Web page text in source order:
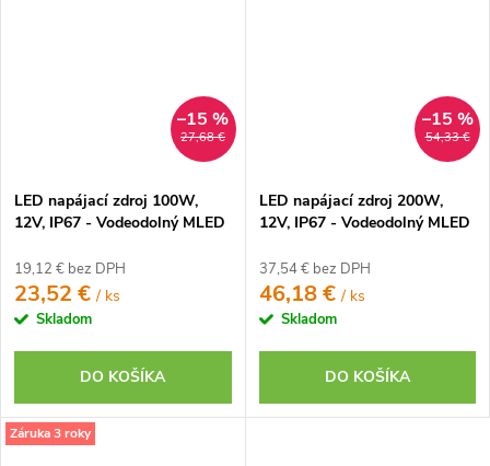
27,68 €
–15 %
LED napájací zdroj 100W,
12V, IP67 - Vodeodolný MLED
19,12 € bez DPH
23,52 €/ ks
Skladom
DO KOŠÍKA
54,33 €
–15 %
LED napájací zdroj 200W,
12V, IP67 - Vodeodolný MLED
37,54 € bez DPH
46,18 €/ ks
Skladom
DO KOŠÍKA
Záruka 3 roky